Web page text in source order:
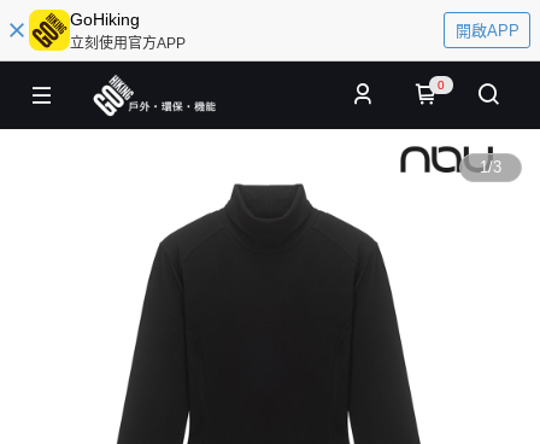
GoHiking
立刻使用官方APP
開啟APP
0
1/3